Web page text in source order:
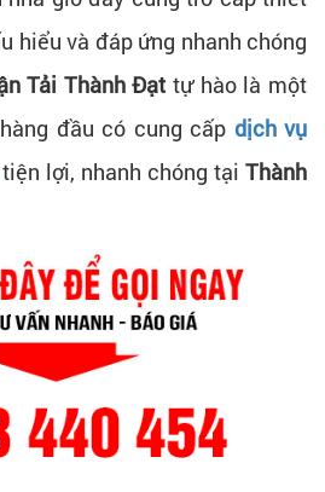
hiểu và đáp ứng nhanh chóng
Tải Thành Đạt tự hào là một
đầu có cung cấp dịch vụ
tiện lợi, nhanh chóng tại Thành